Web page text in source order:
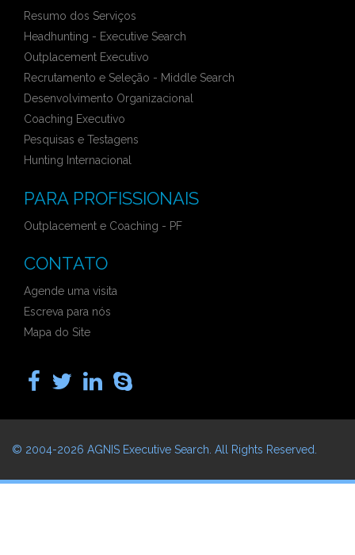
Resumo dos Serviços
Headhunting - Executive Search
Outplacement Executivo
Recrutamento e Seleção - Middle Search
Desenvolvimento Organizacional
Coaching Executivo
Pesquisas e Testagens
Hunting Internacional
PARA PROFISSIONAIS
Outplacement e Coaching - PF
CONTATO
Agende uma visita
Escreva para nós
Mapa do Site
© 2004-2026 AGNIS Executive Search . All Rights Reserved.